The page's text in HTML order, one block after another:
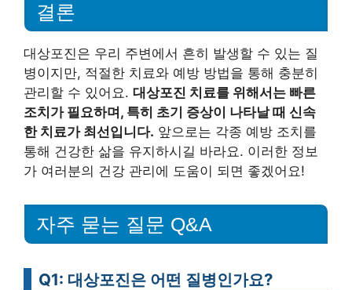
결론
대상포진은 우리 주변에서 흔히 발생할 수 있는 질
병이지만, 적절한 치료와 예방 방법을 통해 충분히
관리할 수 있어요. 대상포진 치료를 위해서는 빠른
조치가 필요하며, 특히 초기 증상이 나타날 때 신속
한 치료가 최선입니다. 앞으로는 각종 예방 조치를
통해 건강한 삶을 유지하시길 바라요. 이러한 정보
가 여러분의 건강 관리에 도움이 되면 좋겠어요!
자주 묻는 질문 Q&A
Q1: 대상포진은 어떤 질병인가요?